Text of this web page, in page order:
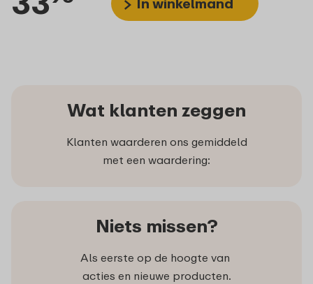
Wat klanten zeggen
Klanten waarderen ons gemiddeld
met een waardering:
Niets missen?
Als eerste op de hoogte van
acties en nieuwe producten.